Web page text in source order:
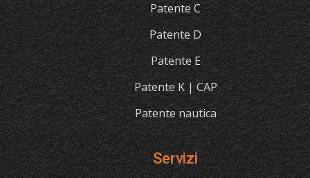
Patente C
Patente D
Patente E
Patente K | CAP
Patente nautica
Servizi